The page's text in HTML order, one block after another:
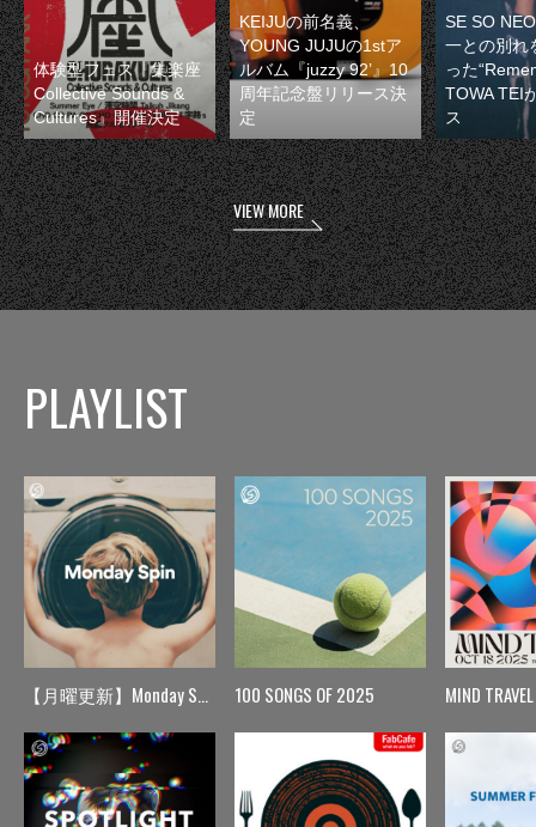
体験型フェス『集楽座
Collective Sounds &
Cultures』開催決定
KEIJUの前名義、
YOUNG JUJUの1stア
ルバム『juzzy 92’』10
周年記念盤リリース決
定
SE SO
一との別れ
った
TOWA TEI
ス
VIEW MORE
PLAYLIST
【月曜更新】Monday Spin 100 SONGS OF 2025 MIND TRAVEL